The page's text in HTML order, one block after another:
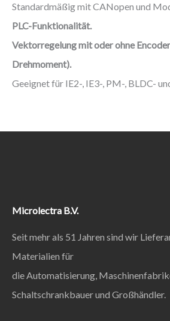
Standardmäßig mit CANopen und
PLC-Funktionalität.
Vektorregelung mit oder ohne
Drehmoment).
Geeignet für IE2-, IE3-, PM-, BLDC-
Microlectra B.V.
Seit mehr als 51 Jahren sind wir
Materialien für
die Automatisierung,
Schaltschrankbauer und Großhändler.